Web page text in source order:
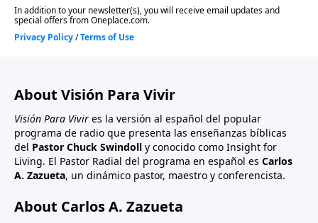
About Visión Para Vivir
Visión Para Vivir es la versión al español del popular
programa de radio que presenta las enseñanzas bíblicas
del Pastor Chuck Swindoll y conocido como Insight for
Living. El Pastor Radial del programa en español es Carlos
A. Zazueta, un dinámico pastor, maestro y conferencista.
About Carlos A. Zazueta